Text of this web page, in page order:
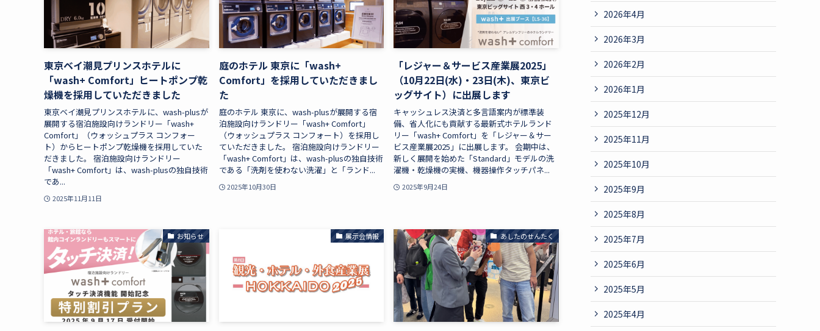
東京ベイ潮見プリンスホテルに
「wash+ Comfort」ヒートポンプ乾
燥機を採用していただきました
東京ベイ潮見プリンスホテルに、wash-plusが
展開する宿泊施設向けランドリー「wash+
Comfort」（ウォッシュプラス コンフォー
ト）からヒートポンプ乾燥機を採用していた
だきました。 宿泊施設向けランドリー
「wash+ Comfort」は、wash-plusの独自技術
であ...
2025年11月11日
庭のホテル 東京に「wash+
Comfort」を採用していただきまし
た
庭のホテル 東京に、wash-plusが展開する宿
泊施設向けランドリー「wash+ Comfort」
（ウォッシュプラス コンフォート）を採用し
ていただきました。 宿泊施設向けランドリー
「wash+ Comfort」は、wash-plusの独自技術
である「洗剤を使わない洗濯」と「ランド...
2025年10月30日
「レジャー＆サービス産業展2025」
（10月22日(水)・23日(木)、東京ビ
ッグサイト）に出展します
キャッシュレス決済と多言語案内が標準装
備、省人化にも貢献する最新式ホテルランド
リー「wash+ Comfort」を「レジャー＆サー
ビス産業展2025」に出展します。 会期中は、
新しく展開を始めた「Standard」モデルの洗
濯機・乾燥機の実機、機器操作タッチパネ...
2025年9月24日
お知らせ 展示会情報 あしたのせんたく
2026年4月
2026年3月
2026年2月
2026年1月
2025年12月
2025年11月
2025年10月
2025年9月
2025年8月
2025年7月
2025年6月
2025年5月
2025年4月